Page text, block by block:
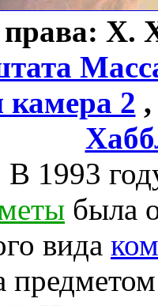
Х.
камера 2
В 1993
была
вида